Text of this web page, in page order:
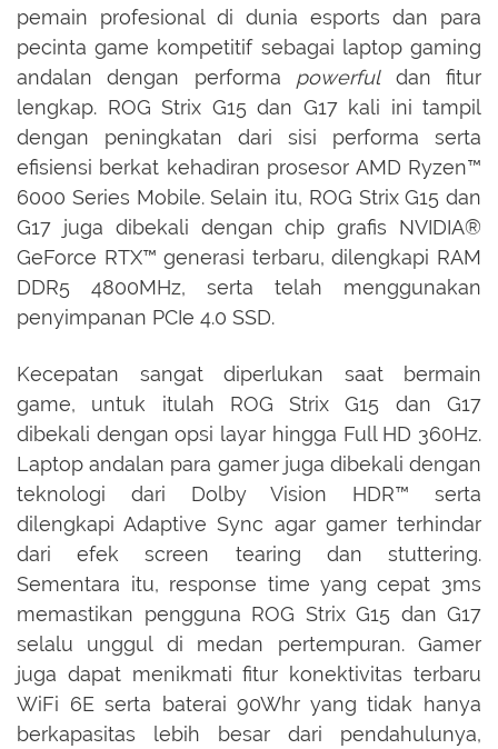
pemain profesional di dunia esports dan para
pecinta game kompetitif sebagai laptop gaming
andalan dengan performa powerfuldan fitur
lengkap. ROG Strix G15 dan G17 kali ini tampil
dengan peningkatan dari sisi performa serta
efisiensi berkat kehadiran prosesor AMD Ryzen™
6000 Series Mobile. Selain itu, ROG Strix G15 dan
G17 juga dibekali dengan chip grafis NVIDIA®
GeForce RTX™ generasi terbaru, dilengkapi RAM
DDR5 4800MHz, serta telah menggunakan
penyimpanan PCIe 4.0 SSD.
Kecepatan sangat diperlukan saat bermain
game, untuk itulah ROG Strix G15 dan G17
dibekali dengan opsi layar hingga Full HD 360Hz.
Laptop andalan para gamer juga dibekali dengan
teknologi dari Dolby Vision HDR™ serta
dilengkapi Adaptive Sync agar gamer terhindar
dari efek screen tearing dan stuttering.
Sementara itu, response time yang cepat 3ms
memastikan pengguna ROG Strix G15 dan G17
selalu unggul di medan pertempuran. Gamer
juga dapat menikmati fitur konektivitas terbaru
WiFi 6E serta baterai 90Whr yang tidak hanya
berkapasitas lebih besar dari pendahulunya,